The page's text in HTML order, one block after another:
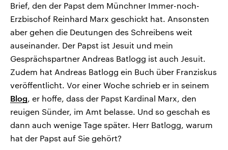
Brief, den der Papst dem Münchner Immer-noch-
Erzbischof Reinhard Marx geschickt hat. Ansonsten
aber gehen die Deutungen des Schreibens weit
auseinander. Der Papst ist Jesuit und mein
Gesprächspartner Andreas Batlogg ist auch Jesuit.
Zudem hat Andreas Batlogg ein Buch über Franziskus
veröffentlicht. Vor einer Woche schrieb er in seinem
Blog, er hoffe, dass der Papst Kardinal Marx, den
reuigen Sünder, im Amt belasse. Und so geschah es
dann auch wenige Tage später. Herr Batlogg, warum
hat der Papst auf Sie gehört?